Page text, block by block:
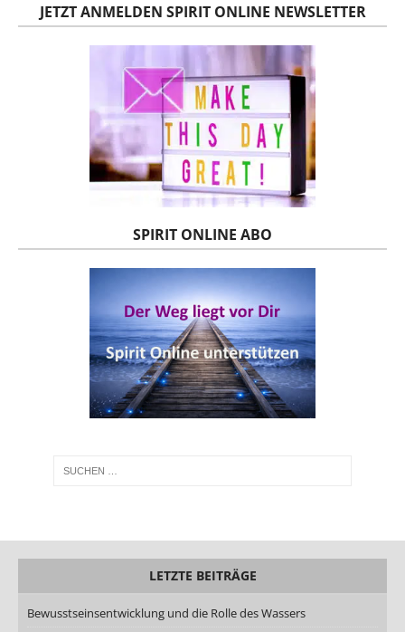
JETZT ANMELDEN SPIRIT ONLINE NEWSLETTER
SPIRIT ONLINE ABO
LETZTE BEITRÄGE
Bewusstseinsentwicklung und die Rolle des Wassers